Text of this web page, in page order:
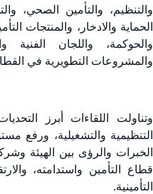
والتنظيم، والتأمين الصحي،
الحماية والادخار، والمنتجات
والحوكمة، واللجان الفنية
والمشروعات التطويرية في
وتناولت اللقاءات أبرز
التنظيمية والتشغيلية، ورفع
الخبرات والرؤى بين الهيئة
قطاع التأمين واستدامته،
التأمينية.